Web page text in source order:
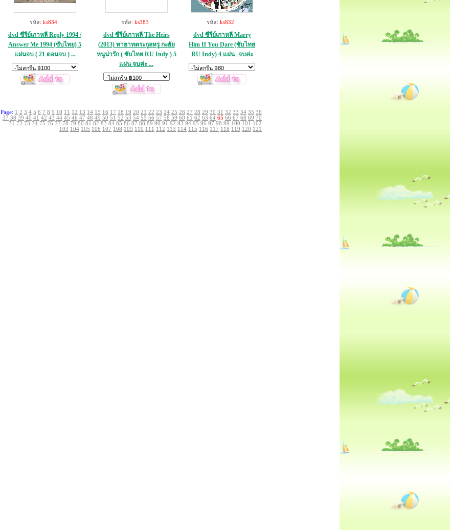
รหัส: ks834
dvd ซีรีย์เกาหลี Reply 1994 /
Answer Me 1994 (ซับไทย) 5
แผ่นจบ ( 21 ตอนจบ ) ...
รหัส: ks383
dvd ซีรีย์เกาหลี The Heirs
(2013) ทายาทตระกูลหรู กะยัย
หนูน่ารัก ( ซับไทย RU Indy ) 5
แผ่น จบค่ะ ...
รหัส: ks832
dvd ซีรีย์เกาหลี Marry
Him If You Dare (ซับไทย
RU Indy) 4 แผ่น -จบค่ะ
Page: 1 2 3 4 5 6 7 8 9 10 11 12 13 14 15 16 17 18 19 20 21 22 23 24 25 26 27 28 29 30 31 32 33 34 35 36
37 38 39 40 41 42 43 44 45 46 47 48 49 50 51 52 53 54 55 56 57 58 59 60 61 62 63 64 65 66 67 68 69 70
71 72 73 74 75 76 77 78 79 80 81 82 83 84 85 86 87 88 89 90 91 92 93 94 95 96 97 98 99 100 101
102
103 104 105 106 107 108 109 110 111 112 113 114 115 116 117 118 119 120 121